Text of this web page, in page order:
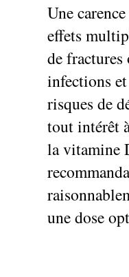
Une
effets
de fractures
infections
risques de
tout intérêt
la vitamine
une dose